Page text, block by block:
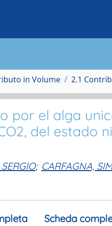
in Volume 2.1
por el alga
del estado
; CARFAGNA,
Scheda